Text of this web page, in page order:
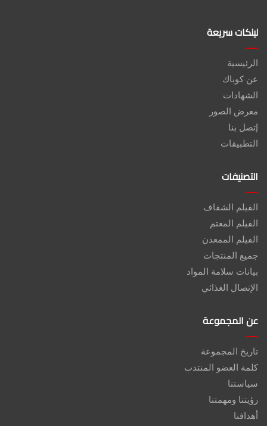
لينكات سريعة
الرئيسية
عن كوباك
الشهادات
معرض الصور
إتصل بنا
التطبيقات
التصنيفات
الفيلم الشفاف
الفيلم المعتم
الفيلم الممعدن
جميع المنتجات
بيانات سلامة المواد
الإتصال الغذائي
عن المجموعة
تاريخ المجموعة
كلمة العضو المنتدب
سياستنا
رؤيتنا ومهمتنا
أهدافنا